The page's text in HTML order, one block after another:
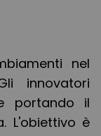
nel
innovatori
portando il
L'obiettivo è